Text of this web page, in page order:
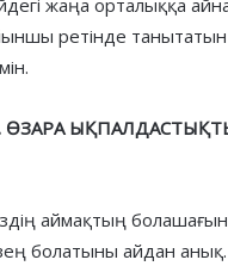
жаңа орталыққа
ретінде
аймақтың болашағын
болатыны айдан